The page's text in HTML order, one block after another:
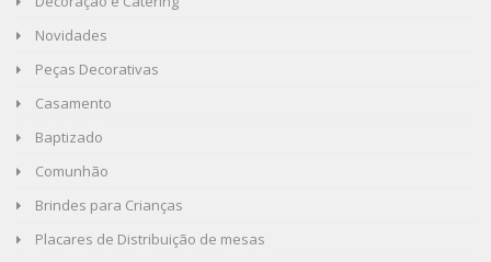
Novidades
Peças Decorativas
Casamento
Baptizado
Comunhão
Brindes para Crianças
Placares de Distribuição de mesas